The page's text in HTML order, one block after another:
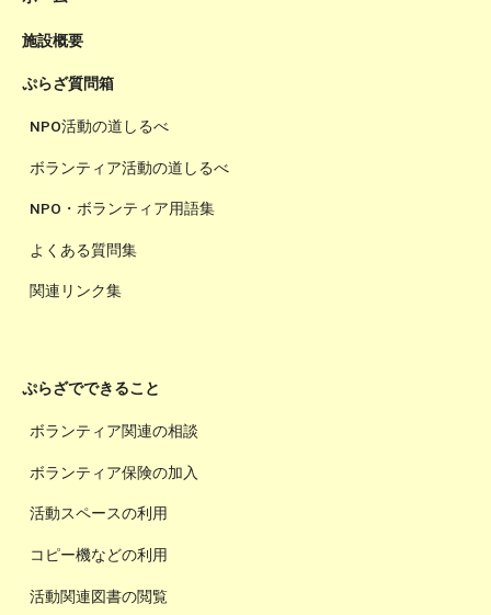
施設概要
ぷらざ質問箱
NPO活動の道しるべ
ボランティア活動の道しるべ
NPO・ボランティア用語集
よくある質問集
関連リンク集
ぷらざでできること
ボランティア関連の相談
ボランティア保険の加入
活動スペースの利用
コピー機などの利用
活動関連図書の閲覧